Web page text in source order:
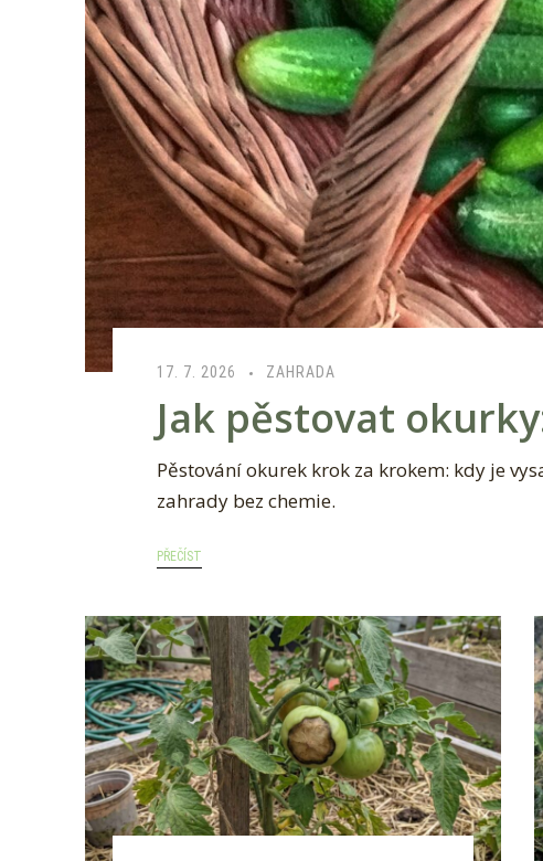
17. 7. 2026 ZAHRADA
Jak pěstovat
Pěstování okurek krok za krokem: kdy je
zahrady bez chemie.
PŘEČÍST